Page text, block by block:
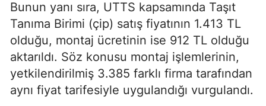
Bunun yanı sıra, UTTS kapsamında Taşıt
Tanıma Birimi (çip) satış fiyatının 1.413 TL
olduğu, montaj ücretinin ise 912 TL olduğu
aktarıldı. Söz konusu montaj işlemlerinin,
yetkilendirilmiş 3.385 farklı firma tarafından
aynı fiyat tarifesiyle uygulandığı vurgulandı.